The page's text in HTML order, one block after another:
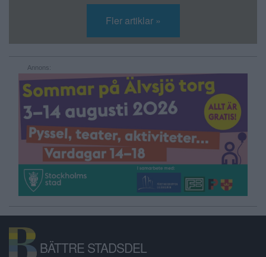
Fler artiklar »
Annons:
BÄTTRE STADSDEL